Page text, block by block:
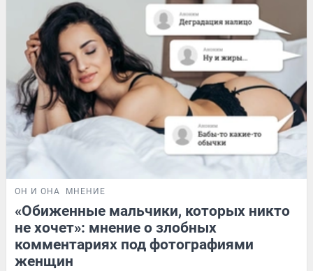
ОН И ОНА МНЕНИЕ
«Обиженные мальчики, которых никто
не хочет»: мнение о злобных
комментариях под фотографиями
женщин